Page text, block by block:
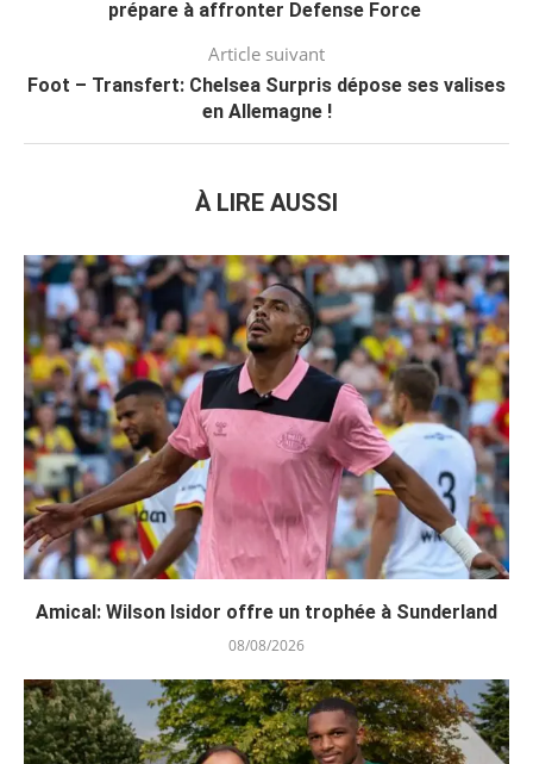
prépare à affronter Defense Force
Article suivant
Foot – Transfert: Chelsea Surpris dépose ses valises
en Allemagne !
À LIRE AUSSI
Amical: Wilson Isidor offre un trophée à Sunderland
08/08/2026